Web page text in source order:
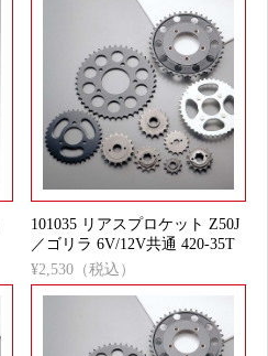
101035 リアスプロケット Z50J
／ゴリラ 6V/12V共通 420-35T
¥2,530（税込）